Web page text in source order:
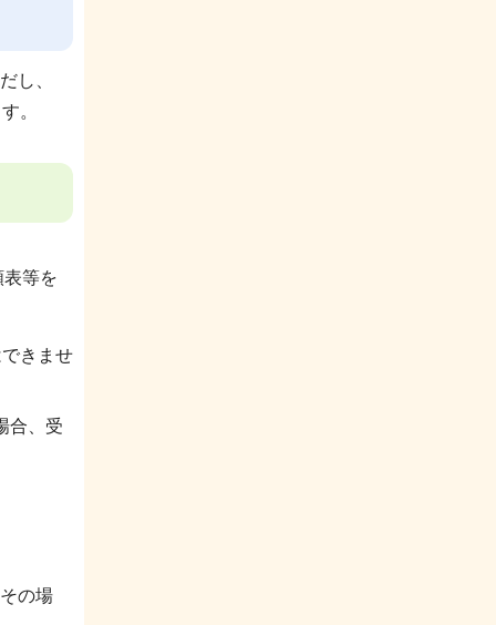
し、
。
等を
きませ
合、受
の場